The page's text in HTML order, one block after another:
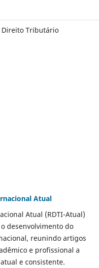
Direito Tributário
Atual
Atual (RDTI-Atual)
desenvolvimento do
reunindo artigos
e profissional a
e consistente.